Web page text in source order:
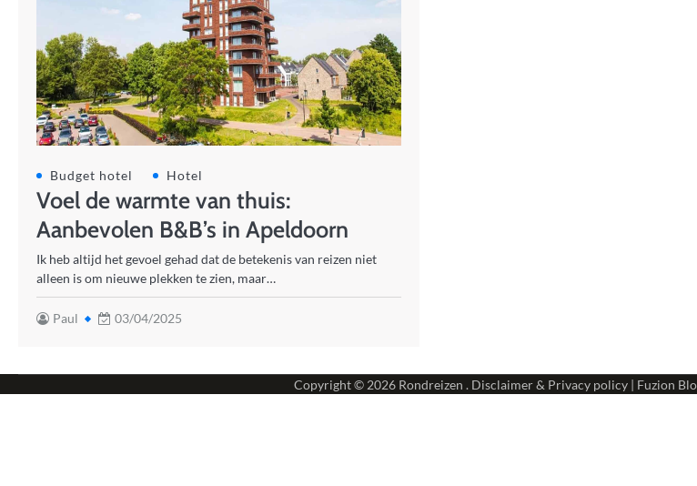
Budget hotel Hotel
Voel de warmte van thuis:
Aanbevolen B&B’s in Apeldoorn
Ik heb altijd het gevoel gehad dat de betekenis van reizen niet
alleen is om nieuwe plekken te zien, maar…
Paul 03/04/2025
Copyright © 2026 Rondreizen . Disclaimer & Privacy policy| Fuzion